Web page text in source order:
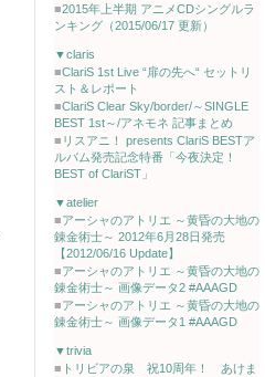
■2015年上半期 アニメCDシングルラ
ンキング（2015/06/17 更新）
▼claris
■ClariS 1st Live “扉の先へ“ セットリ
スト＆レポート
■ClariS Clear Sky/border/～SINGLE
BEST 1st～/アネモネ 記事まとめ
■ リスアニ！ presents ClariS BESTア
ルバム発売記念特番「今夜決定！
BEST of ClariST」
▼atelier
■アーシャのアトリエ ～黄昏の大地の
錬金術士～ 2012年6月28日発売
【2012/06/16 Update】
■アーシャのアトリエ ～黄昏の大地の
錬金術士～ 画像データ2 #AAAGD
■アーシャのアトリエ ～黄昏の大地の
錬金術士～ 画像データ1 #AAAGD
▼trivia
■ トリビアの泉 祝10周年！ あけま